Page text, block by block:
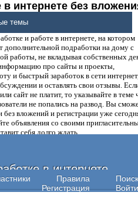
интернете без
денег.
и работе в интернете, на котором
подработки на дому с
работы, не вкладывая собственных
про сайты и проекты,
и быстрый заработок в сети
и оставлять свои отзывы.
сайт не платит, то указывайте в теме
не попались на развод. Вы
без вложений и регистрации уже
объявления со своими
себя долго ждать.
в интернете
Правила
Поиск
Регистрация
Войти
темы